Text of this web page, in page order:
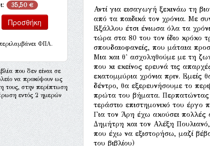
35,50 €
ΦΠΑ.
που δεν είναι σε
να προκύψουν ως
τους, στην περίπτωση
εντός 2 ημερών
Αντί για εισαγωγή ξεκινάω τη
από τα παιδικά τον χρόνια. Με
Εξάλλου έτσι ένιωσα όλα τα
τώρα στα 80 του τον ίδιο κρόκο
σπουδαιοφανείς, που μάταια
Μια και θ' ασχοληθούμε με τη
που κι εκείνος ερευνά τις
εκατομμύρια χρόνια πριν. Εμείς
δέντρο, θα εξερευνήσουμε το
πρώτα του βήματα. Περπατώντας
τεράστιο επιστημονικό του
Για τον Άρη έχω ακούσει πολλές
Δημήτρη και τον Αλέξη
που έχω να εξιστορήσω, μαζί
του βιβλίου)